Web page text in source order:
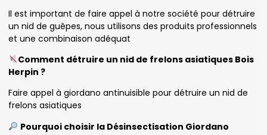
Il est important de faire appel à notre société pour détruire
un nid de guêpes, nous utilisons des produits professionnels
et une combinaison adéquat
Comment détruire un nid de frelons asiatiques Bois
Herpin ?
Faire appel à giordano antinuisible pour détruire un nid de
frelons asiatiques
Pourquoi choisir la Désinsectisation Giordano